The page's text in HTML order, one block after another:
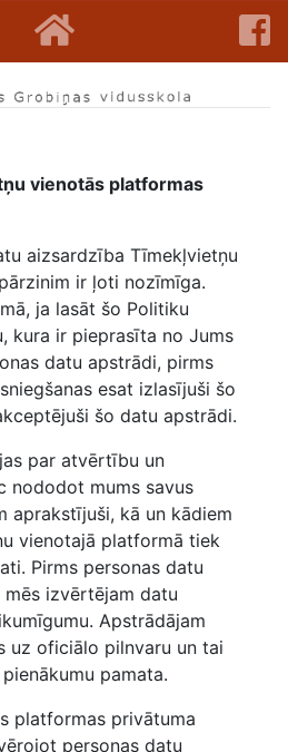
vienotās platformas
aizsardzība Tīmekļvietņu
ir ļoti nozīmīga.
ja lasāt šo Politiku
kura ir pieprasīta no Jums
datu apstrādi, pirms
esat izlasījuši šo
šo datu apstrādi.
par atvērtību un
nododot mums savus
aprakstījuši, kā un kādiem
vienotajā platformā tiek
Pirms personas datu
izvērtējam datu
Apstrādājam
uz oficiālo pilnvaru un tai
pamata.
platformas privātuma
personas datu